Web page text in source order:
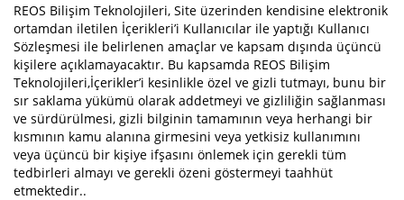
REOS Bilişim Teknolojileri, Site üzerinden kendisine elektronik
ortamdan iletilen İçerikleri’i Kullanıcılar ile yaptığı Kullanıcı
Sözleşmesi ile belirlenen amaçlar ve kapsam dışında üçüncü
kişilere açıklamayacaktır. Bu kapsamda REOS Bilişim
Teknolojileri,İçerikler’i kesinlikle özel ve gizli tutmayı, bunu bir
sır saklama yükümü olarak addetmeyi ve gizliliğin sağlanması
ve sürdürülmesi, gizli bilginin tamamının veya herhangi bir
kısmının kamu alanına girmesini veya yetkisiz kullanımını
veya üçüncü bir kişiye ifşasını önlemek için gerekli tüm
tedbirleri almayı ve gerekli özeni göstermeyi taahhüt
etmektedir..